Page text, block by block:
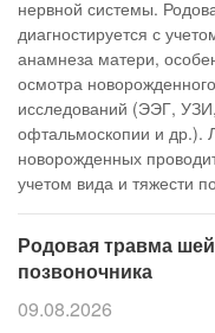
нервной системы.
диагностируется с
анамнеза матери,
осмотра
исследований (ЭЭГ,
офтальмоскопии и др.).
новорожденных
учетом вида и тяжести
Родовая травма
позвоночника
09.08.2026